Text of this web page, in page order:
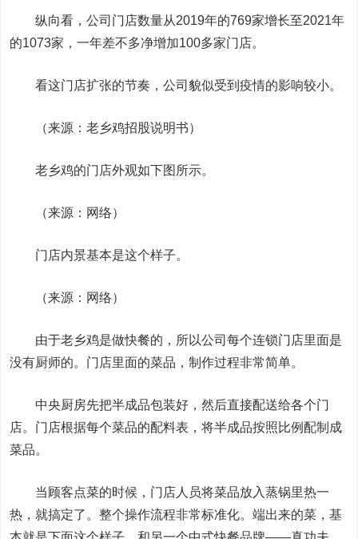
纵向看，公司门店数量从2019年的769家增长至2021年
的1073家，一年差不多净增加100多家门店。
看这门店扩张的节奏，公司貌似受到疫情的影响较小。
（来源：老乡鸡招股说明书）
老乡鸡的门店外观如下图所示。
（来源：网络）
门店内景基本是这个样子。
（来源：网络）
由于老乡鸡是做快餐的，所以公司每个连锁门店里面是
没有厨师的。门店里面的菜品，制作过程非常简单。
中央厨房先把半成品包装好，然后直接配送给各个门
店。门店根据每个菜品的配料表，将半成品按照比例配制成
菜品。
当顾客点菜的时候，门店人员将菜品放入蒸锅里热一
热，就搞定了。整个操作流程非常标准化。端出来的菜，基